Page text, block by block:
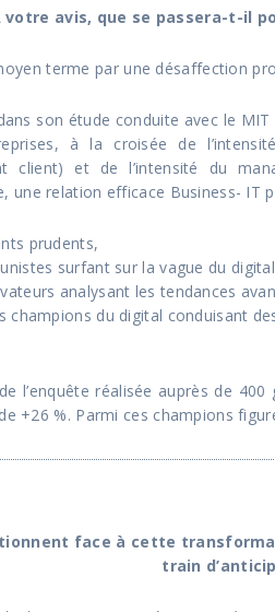
votre avis, que se passera-t-il
terme par une désaffection
son étude conduite avec le
à la croisée de
client) et de l’intensité du
une relation efficace Business- IT
prudents,
surfant sur la vague du
analysant les tendances
champions du digital conduisant
l’enquête réalisée auprès de
+26 %. Parmi ces champions
face à cette
train